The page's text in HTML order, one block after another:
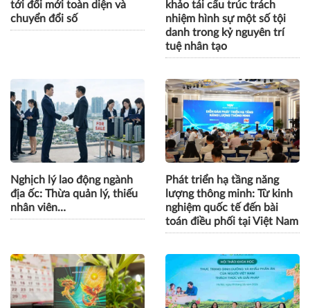
tới đổi mới toàn diện và
chuyển đổi số
khảo tái cấu trúc trách
nhiệm hình sự một số tội
danh trong kỷ nguyên trí
tuệ nhân tạo
Nghịch lý lao động ngành
địa ốc: Thừa quản lý, thiếu
nhân viên…
Phát triển hạ tầng năng
lượng thông minh: Từ kinh
nghiệm quốc tế đến bài
toán điều phối tại Việt Nam